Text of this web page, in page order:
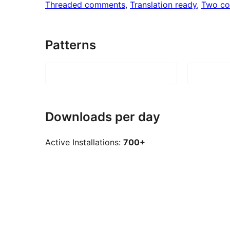
Threaded comments, Translation ready, Two
Patterns
Downloads per day
Active Installations: 700+